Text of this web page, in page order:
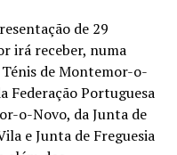
de 29
irá receber, numa
de Montemor-o-
Federação Portuguesa
o-Novo, da Junta de
e Junta de Freguesia